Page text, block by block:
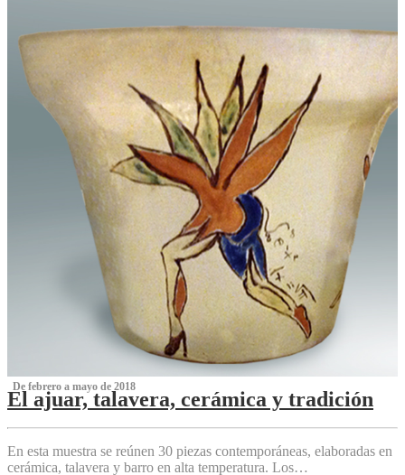
‌ De febrero a mayo de 2018
El ajuar, talavera, cerámica y tradición
‌
En esta muestra se reúnen 30 piezas contemporáneas, elaboradas en
cerámica, talavera y barro en alta temperatura. Los…